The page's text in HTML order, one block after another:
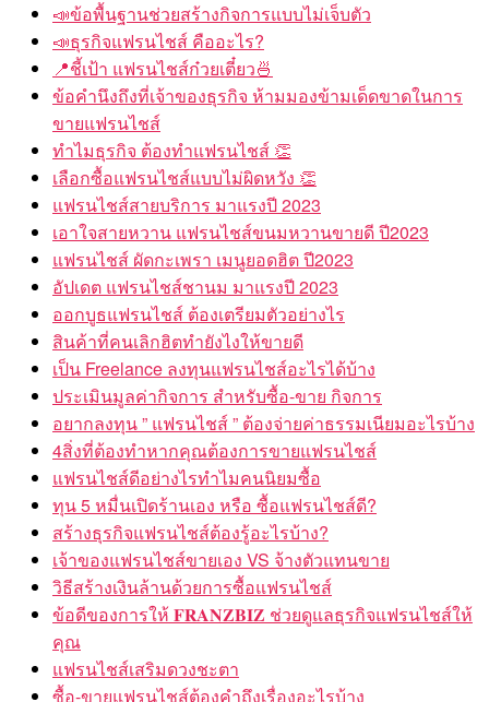
📣ข้อพื้นฐานช่วยสร้างกิจการแบบไม่เจ็บตัว
📣ธุรกิจแฟรนไชส์ คืออะไร?
📍ชี้เป้า แฟรนไชส์ก๋วยเตี๋ยว🍜
ข้อคำนึงถึงที่เจ้าของธุรกิจ ห้ามมองข้ามเด็ดขาดในการ
ขายแฟรนไชส์
ทำไมธุรกิจ ต้องทำแฟรนไชส์ 👏
เลือกซื้อแฟรนไชส์แบบไม่ผิดหวัง 👏
แฟรนไชส์สายบริการ มาแรงปี 2023
เอาใจสายหวาน แฟรนไชส์ขนมหวานขายดี ปี2023
แฟรนไชส์ ผัดกะเพรา เมนูยอดฮิต ปี2023
อัปเดต แฟรนไชส์ชานม มาแรงปี 2023
ออกบูธแฟรนไชส์ ต้องเตรียมตัวอย่างไร
สินค้าที่คนเลิกฮิตทำยังไงให้ขายดี
เป็น Freelance ลงทุนแฟรนไชส์อะไรได้บ้าง
ประเมินมูลค่ากิจการ สำหรับซื้อ-ขาย กิจการ
อยากลงทุน ” แฟรนไชส์ ” ต้องจ่ายค่าธรรมเนียมอะไรบ้าง
4สิ่งที่ต้องทำหากคุณต้องการขายแฟรนไชส์
แฟรนไชส์ดีอย่างไรทำไมคนนิยมซื้อ
ทุน 5 หมื่นเปิดร้านเอง หรือ ซื้อแฟรนไชส์ดี?
สร้างธุรกิจแฟรนไชส์ต้องรู้อะไรบ้าง?
เจ้าของแฟรนไชส์ขายเอง VS จ้างตัวแทนขาย
วิธีสร้างเงินล้านด้วยการซื้อแฟรนไชส์
ข้อดีของการให้ 𝐅𝐑𝐀𝐍𝐙𝐁𝐈𝐙 ช่วยดูแลธุรกิจแฟรนไชส์ให้
คุณ
แฟรนไชส์เสริมดวงชะตา
ซื้อ-ขายแฟรนไชส์ต้องคำถึงเรื่องอะไรบ้าง